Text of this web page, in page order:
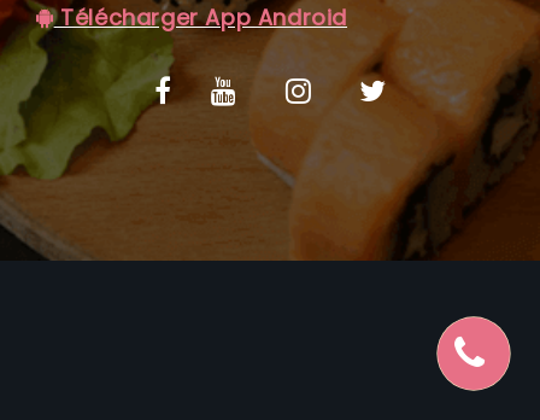
Télécharger App Android